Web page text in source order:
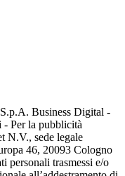
Business Digital -
Per la pubblicità
N.V., sede legale
46, 20093 Cologno
personali trasmessi e/o